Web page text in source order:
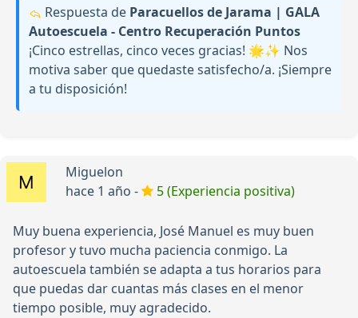
Respuesta de Paracuellos de Jarama | GALA
Autoescuela - Centro Recuperación Puntos
¡Cinco estrellas, cinco veces gracias! 🌟✨ Nos
motiva saber que quedaste satisfecho/a. ¡Siempre
a tu disposición!
Miguelon
hace 1 año -
5 (Experiencia positiva)
Muy buena experiencia, José Manuel es muy buen
profesor y tuvo mucha paciencia conmigo. La
autoescuela también se adapta a tus horarios para
que puedas dar cuantas más clases en el menor
tiempo posible, muy agradecido.